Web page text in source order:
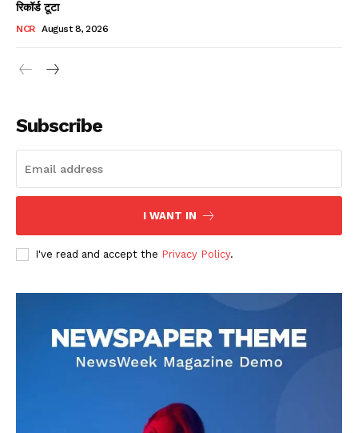
AIN NEWS 1
रिकॉर्ड टूटा
NCR August 8, 2026
Subscribe
I WANT IN
I've read and accept the Privacy Policy.